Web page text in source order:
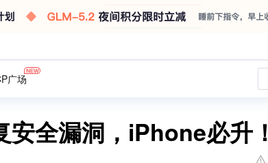
广场
全漏洞，iPhone必升！